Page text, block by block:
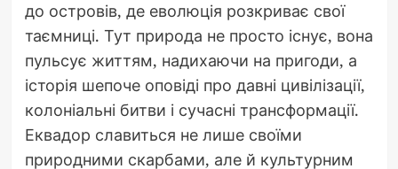
до островів, де еволюція розкриває свої
таємниці. Тут природа не просто існує, вона
пульсує життям, надихаючи на пригоди, а
історія шепоче оповіді про давні цивілізації,
колоніальні битви і сучасні трансформації.
Еквадор славиться не лише своїми
природними скарбами, але й культурним